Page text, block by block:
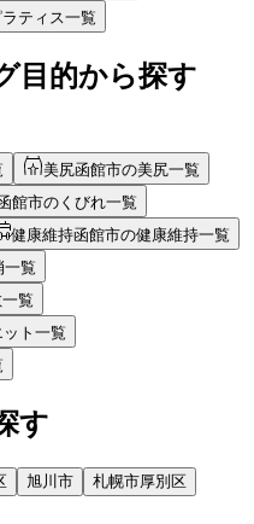
ティス一覧
目的から探す
美尻函館市の美尻一覧
館市のくびれ一覧
健康維持函館市の健康維持一覧
一覧
覧
ト一覧
す
旭川市
札幌市厚別区